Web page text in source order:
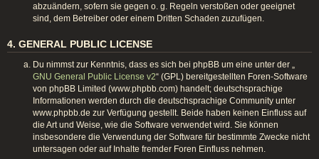
abzuändern, sofern sie gegen o. g. Regeln verstoßen oder geeignet
sind, dem Betreiber oder einem Dritten Schaden zuzufügen.
4. GENERAL PUBLIC LICENSE
Du nimmst zur Kenntnis, dass es sich bei phpBB um eine unter der „
GNU General Public License v2“ (GPL) bereitgestellten Foren-Software
von phpBB Limited (www.phpbb.com) handelt; deutschsprachige
Informationen werden durch die deutschsprachige Community unter
www.phpbb.de zur Verfügung gestellt. Beide haben keinen Einfluss auf
die Art und Weise, wie die Software verwendet wird. Sie können
insbesondere die Verwendung der Software für bestimmte Zwecke nicht
untersagen oder auf Inhalte fremder Foren Einfluss nehmen.